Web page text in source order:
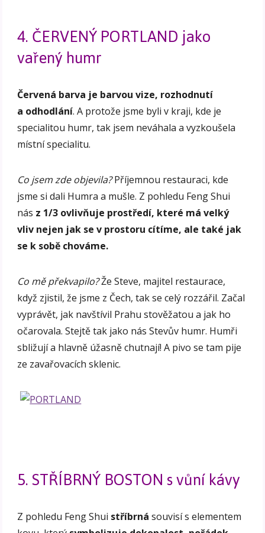
4. ČERVENÝ PORTLAND jako
vařený humr
Červená barva je barvou vize, rozhodnutí
a odhodlání. A protože jsme byli v kraji, kde je
specialitou humr, tak jsem neváhala a vyzkoušela
místní specialitu.
Co jsem zde objevila?Příjemnou restauraci, kde
jsme si dali Humra a mušle. Z pohledu Feng Shui
nás z 1/3 ovlivňuje prostředí, které má velký
vliv nejen jak se v prostoru cítíme, ale také jak
se k sobě chováme.
Co mě překvapilo?Že Steve, majitel restaurace,
když zjistil, že jsme z Čech, tak se celý rozzářil. Začal
vyprávět, jak navštívil Prahu stověžatou a jak ho
očarovala. Stejtě tak jako nás Stevův humr. Humři
sbližují a hlavně úžasně chutnají! A pivo se tam pije
ze zavařovacích sklenic.
5. STŘÍBRNÝ BOSTON s vůní kávy
Z pohledu Feng Shui stříbrná souvisí s elementem